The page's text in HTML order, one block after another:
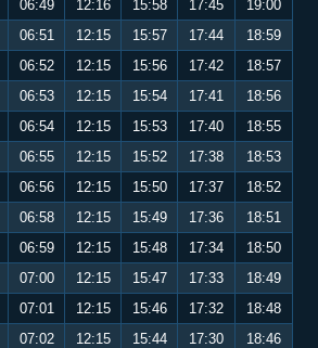
06:49 12:16 15:58 17:45
19:00
06:51 12:15 15:57 17:44
18:59
06:52 12:15 15:56 17:42
18:57
06:53 12:15 15:54 17:41
18:56
06:54 12:15 15:53 17:40
18:55
06:55 12:15 15:52 17:38
18:53
06:56 12:15 15:50 17:37
18:52
06:58 12:15 15:49 17:36
18:51
06:59 12:15 15:48 17:34
18:50
07:00 12:15 15:47 17:33
18:49
07:01 12:15 15:46 17:32
18:48
07:02 12:15 15:44 17:30
18:46